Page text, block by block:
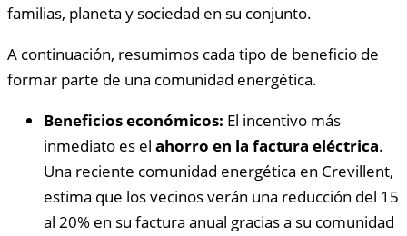
familias, planeta y sociedad en su conjunto.
A continuación, resumimos cada tipo de beneficio de
formar parte de una comunidad energética.
Beneficios económicos: El incentivo más
inmediato es el ahorro en la factura eléctrica.
Una reciente comunidad energética en Crevillent,
estima que los vecinos verán una reducción del 15
al 20% en su factura anual gracias a su comunidad